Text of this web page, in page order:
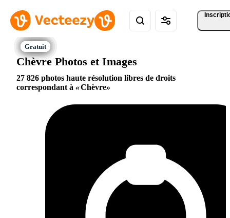
Chèvre Photos et Images
27 826 photos haute résolution libres de droits
correspondant à
Chèvre